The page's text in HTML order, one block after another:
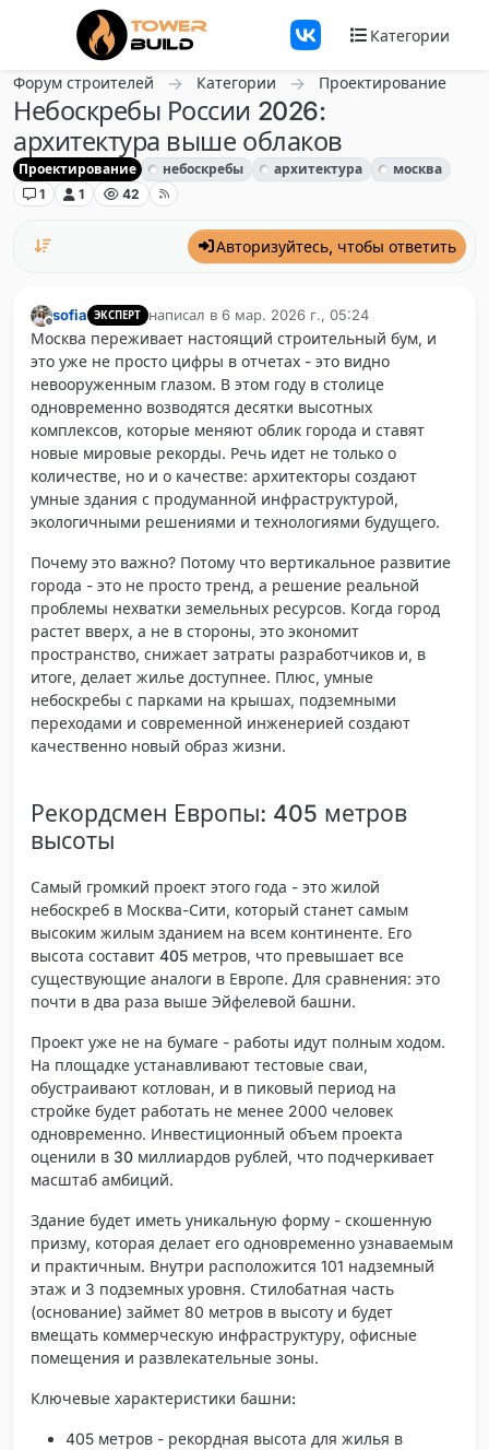
Перейти к содержанию
Категории
Форум строителей Категории Проектирование
Небоскребы России 2026:
архитектура выше облаков
Проектирование небоскребы архитектура
москва
1
1 42
Авторизуйтесь, чтобы ответить
Не в сети
sofia ЭКСПЕРТ написал в 6 мар. 2026 г., 05:24
отредактировано
Москва переживает настоящий строительный бум, и
это уже не просто цифры в отчетах - это видно
невооруженным глазом. В этом году в столице
одновременно возводятся десятки высотных
комплексов, которые меняют облик города и ставят
новые мировые рекорды. Речь идет не только о
количестве, но и о качестве: архитекторы создают
умные здания с продуманной инфраструктурой,
экологичными решениями и технологиями будущего.
Почему это важно? Потому что вертикальное развитие
города - это не просто тренд, а решение реальной
проблемы нехватки земельных ресурсов. Когда город
растет вверх, а не в стороны, это экономит
пространство, снижает затраты разработчиков и, в
итоге, делает жилье доступнее. Плюс, умные
небоскребы с парками на крышах, подземными
переходами и современной инженерией создают
качественно новый образ жизни.
Рекордсмен Европы: 405 метров
высоты
Самый громкий проект этого года - это жилой
небоскреб в Москва-Сити, который станет самым
высоким жилым зданием на всем континенте. Его
высота составит 405 метров, что превышает все
существующие аналоги в Европе. Для сравнения: это
почти в два раза выше Эйфелевой башни.
Проект уже не на бумаге - работы идут полным ходом.
На площадке устанавливают тестовые сваи,
обустраивают котлован, и в пиковый период на
стройке будет работать не менее 2000 человек
одновременно. Инвестиционный объем проекта
оценили в 30 миллиардов рублей, что подчеркивает
масштаб амбиций.
Здание будет иметь уникальную форму - скошенную
призму, которая делает его одновременно узнаваемым
и практичным. Внутри расположится 101 надземный
этаж и 3 подземных уровня. Стилобатная часть
(основание) займет 80 метров в высоту и будет
вмещать коммерческую инфраструктуру, офисные
помещения и развлекательные зоны.
Ключевые характеристики башни:
405 метров - рекордная высота для жилья в